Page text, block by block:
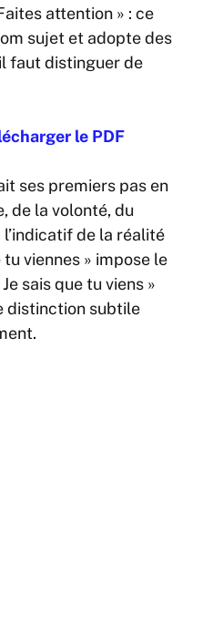
attention » : ce
sujet et adopte des
faut distinguer de
le PDF
ses premiers pas en
de la volonté, du
l’indicatif de la réalité
viennes » impose le
sais que tu viens »
distinction subtile